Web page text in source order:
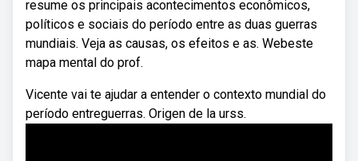
resume os principais acontecimentos econômicos,
políticos e sociais do período entre as duas guerras
mundiais. Veja as causas, os efeitos e as. Webeste
mapa mental do prof.
Vicente vai te ajudar a entender o contexto mundial do
período entreguerras. Origen de la urss.